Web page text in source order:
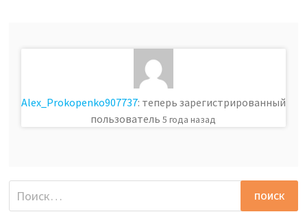
Alex_Prokopenko907737: теперь зарегистрированный
пользователь5 года назад
Найти: